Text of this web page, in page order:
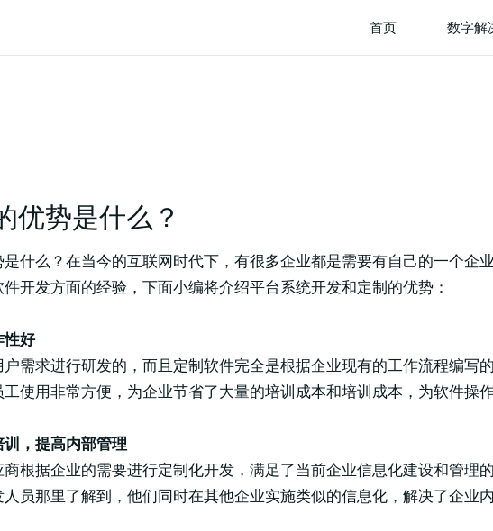
首页 数字解
优势是什么？
什么？在当今的互联网时代下，有很多企业都是需要有自己的一个企
开发方面的经验，下面小编将介绍平台系统开发和定制的优势：
性好
需求进行研发的，而且定制软件完全是根据企业现有的工作流程编写
使用非常方便，为企业节省了大量的培训成本和培训成本，为软件操
，提高内部管理
根据企业的需要进行定制化开发，满足了当前企业信息化建设和管理
员那里了解到，他们同时在其他企业实施类似的信息化，解决了企业